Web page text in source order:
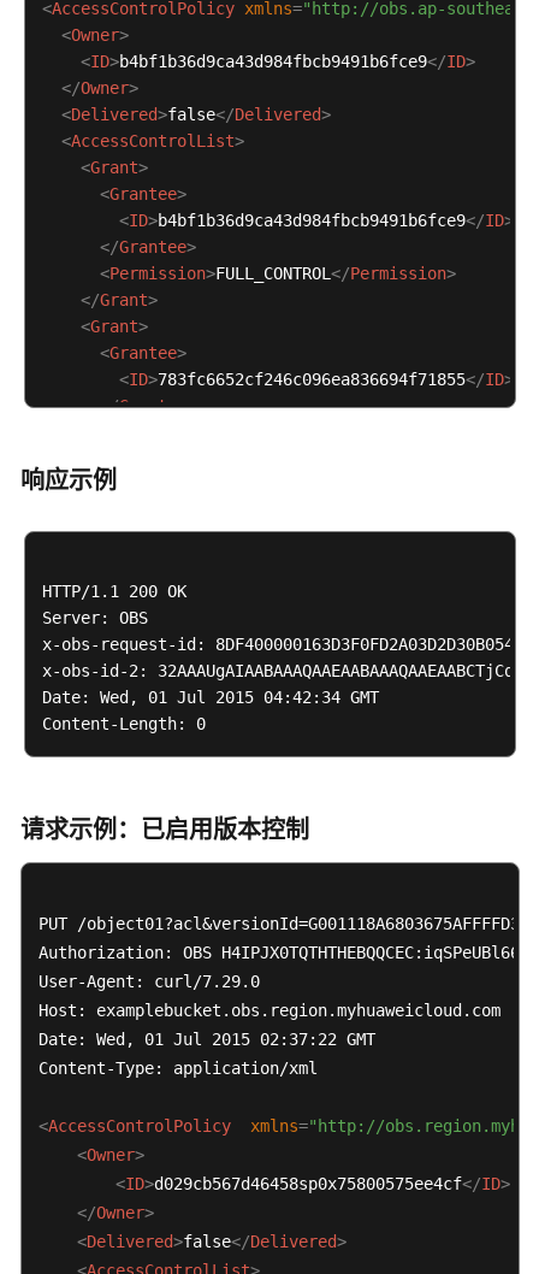
<AccessControlPolicy xmlns="http://obs.ap-southeast-
<Owner>
<ID>b4bf1b36d9ca43d984fbcb9491b6fce9</ID>
</Owner>
<Delivered>false</Delivered>
<AccessControlList>
<Grant>
<Grantee>
<ID>b4bf1b36d9ca43d984fbcb9491b6fce9</ID>
</Grantee>
<Permission>FULL_CONTROL </Permission>
</Grant>
<Grant>
<Grantee>
<ID>783fc6652cf246c096ea836694f71855</ID>
</Grantee>
<Grant
<Canned>Everyone</Canned>
< Permission
</Grant
</AccessControlList>
</AccessControlPolicy>
响应示例
HTTP/1.1 200 OK
Server: OBS
x-obs-request-id: 8DF400000163D3F0FD2A03D2D30B0542
x-obs-id-2:
Date: Wed, 01 Jul 2015 04:42:34 GMT
请求示例：已启用版本控制
PUT /
Authorization: OBS
User-Agent: curl/7.29.0
Host: examplebucket.obs.region.myhuaweicloud.com
Date: Wed, 01 Jul 2015 02:37:22 GMT
Content-Type: application/xml
<AccessControlPolicy xmlns="http://
<Owner>
<ID>d029cb567d46458sp0x75800575ee4cf</ID>
</Owner>
<Delivered>false</Delivered>